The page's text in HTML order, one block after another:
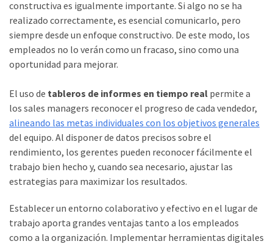
constructiva es igualmente importante. Si algo no se ha
realizado correctamente, es esencial comunicarlo, pero
siempre desde un enfoque constructivo. De este modo, los
empleados no lo verán como un fracaso, sino como una
oportunidad para mejorar.
El uso de tableros de informes en tiempo real permite a
los sales managers reconocer el progreso de cada vendedor,
alineando las metas individuales con los objetivos generales
del equipo. Al disponer de datos precisos sobre el
rendimiento, los gerentes pueden reconocer fácilmente el
trabajo bien hecho y, cuando sea necesario, ajustar las
estrategias para maximizar los resultados.
Establecer un entorno colaborativo y efectivo en el lugar de
trabajo aporta grandes ventajas tanto a los empleados
como a la organización. Implementar herramientas digitales